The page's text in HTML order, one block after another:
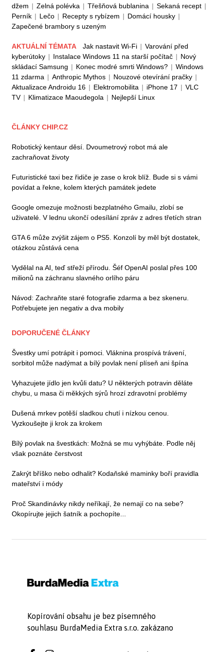
džem | Zelná polévka | Třešňová bublanina | Sekaná recept |
Perník | Lečo | Recepty s rybízem | Domácí housky |
Zapečené brambory s uzeným
AKTUÁLNÍ TÉMATA Jak nastavit Wi-Fi | Varování před
kyberútoky | Instalace Windows 11 na starší počítač | Nový
skládací Samsung | Konec modré smrti Windows? | Windows
11 zdarma | Anthropic Mythos | Nouzové otevírání pračky |
Aktualizace Androidu 16 | Elektromobilita | iPhone 17 | VLC
TV | Klimatizace Maoudegola | Nejlepší Linux
ČLÁNKY CHIP.CZ
Robotický kentaur děsí. Dvoumetrový robot má ale
zachraňovat životy
Futuristické taxi bez řidiče je zase o krok blíž. Bude si s vámi
povídat a řekne, kolem kterých památek jedete
Google omezuje možnosti bezplatného Gmailu, zlobí se
uživatelé. V lednu ukončí odesílání zpráv z adres třetích stran
GTA 6 může zvýšit zájem o PS5. Konzolí by měl být dostatek,
otázkou zůstává cena
Vydělal na AI, teď střeží přírodu. Šéf OpenAI poslal přes 100
milionů na záchranu slavného orlího páru
Návod: Zachraňte staré fotografie zdarma a bez skeneru.
Potřebujete jen negativ a dva mobily
DOPORUČENÉ ČLÁNKY
Švestky umí potrápit i pomoci. Vláknina prospívá trávení,
sorbitol může nadýmat a bílý povlak není plíseň ani špína
Vyhazujete jídlo jen kvůli datu? U některých potravin děláte
chybu, u masa či měkkých sýrů hrozí zdravotní problémy
Dušená mrkev potěší sladkou chutí i nízkou cenou.
Vyzkoušejte ji krok za krokem
Bílý povlak na švestkách: Možná se mu vyhýbáte. Podle něj
však poznáte čerstvost
Zakrýt bříško nebo odhalit? Kodaňské maminky boří pravidla
mateřství i módy
Proč Skandinávky nikdy neříkají, že nemají co na sebe?
Okopírujte jejich šatník a pochopíte...
Kopírování obsahu je bez písemného
souhlasu BurdaMedia Extra s.r.o. zakázano